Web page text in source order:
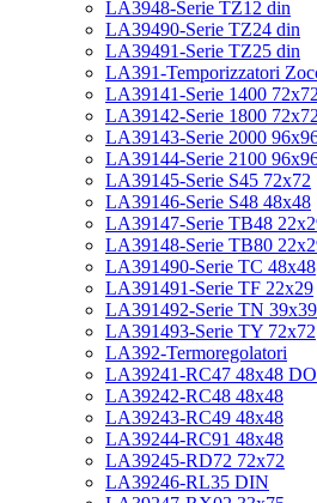
LA3948-Serie TZ12 din
LA39490-Serie TZ24 din
LA39491-Serie TZ25 din
LA391-Temporizzatori
LA39141-Serie 1400 72x72
LA39142-Serie 1800 72x72
LA39143-Serie 2000
LA39144-Serie 2100
LA39145-Serie S45 72x72
LA39146-Serie S48 48x48
LA39147-Serie TB48
LA39148-Serie TB80
LA391490-Serie TC 48x48
LA391491-Serie TF 22x29
LA391492-Serie TN 39x39
LA391493-Serie TY 72x72
LA392-Termoregolatori
LA39241-RC47 48x48
LA39242-RC48 48x48
LA39243-RC49 48x48
LA39244-RC91 48x48
LA39245-RD72 72x72
LA39246-RL35 DIN